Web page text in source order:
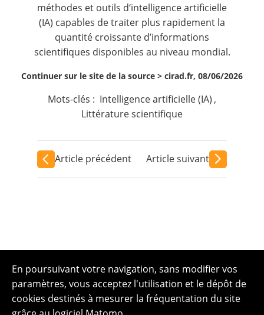
méthodes et outils d‘intelligence artificielle
(IA) capables de traiter plus rapidement la
quantité croissante d’informations
scientifiques disponibles au niveau mondial.
Continuer sur le site de la source > cirad.fr, 08/06/2026
Mots-clés : Intelligence artificielle (IA) ,
Littérature scientifique
Article précédent Article suivant
En poursuivant votre navigation, sans modifier vos
paramètres, vous acceptez l'utilisation et le dépôt de
cookies destinés à mesurer la fréquentation du site